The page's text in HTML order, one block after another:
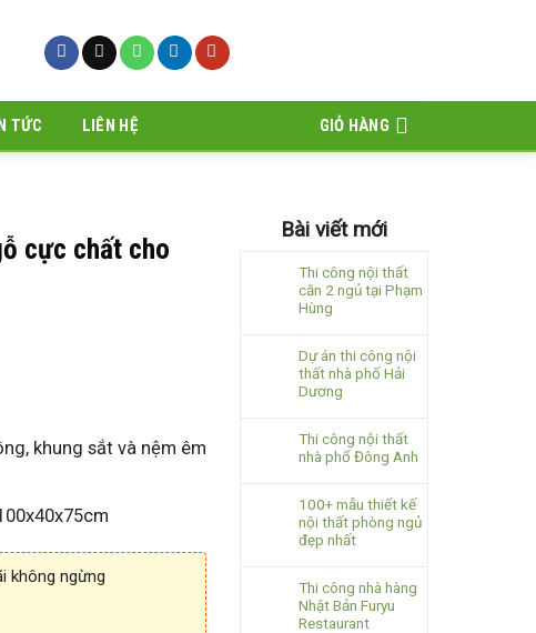
TỨC LIÊN HỆ GIỎ HÀNG
cực chất cho
khung sắt và nệm êm
không ngừng
Bài viết mới
Thi công nội thất
căn 2 ngủ tại Phạm
Hùng
Dự án thi công nội
thất nhà phố Hải
Dương
Thi công nội thất
nhà phố Đông Anh
100+ mẫu thiết kế
nội thất phòng ngủ
đẹp nhất
Thi công nhà hàng
Nhật Bản Furyu
Restaurant